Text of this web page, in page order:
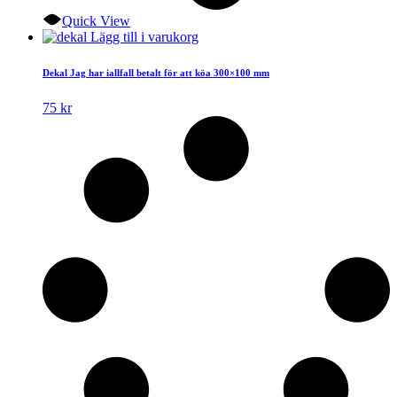
Quick View
Lägg till i varukorg
Dekal Jag har iallfall betalt för att köa 300×100 mm
75 kr